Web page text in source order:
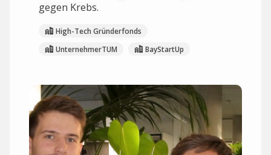
gegen Krebs.
High-Tech Gründerfonds
UnternehmerTUM
BayStartUp